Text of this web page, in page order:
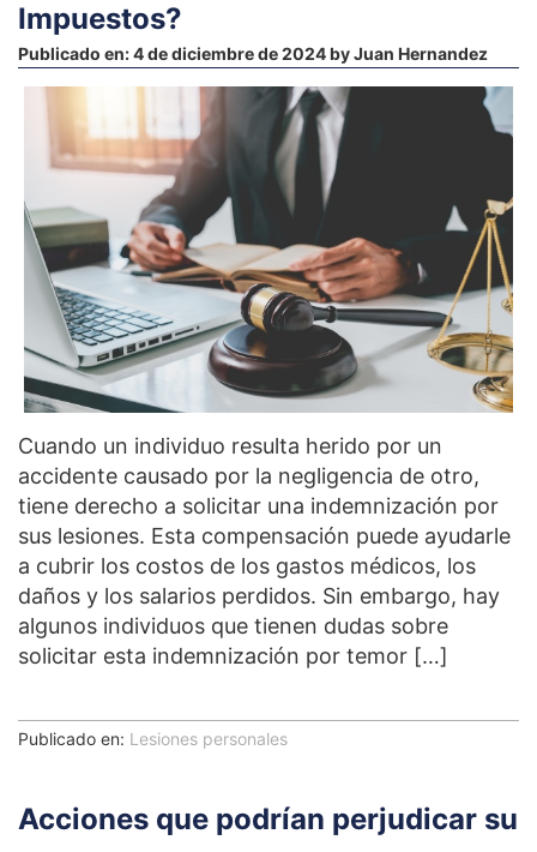
Impuestos?
Publicado en:4 de diciembre de 2024byJuan Hernandez
Cuando un individuo resulta herido por un
accidente causado por la negligencia de otro,
tiene derecho a solicitar una indemnización por
sus lesiones. Esta compensación puede ayudarle
a cubrir los costos de los gastos médicos, los
daños y los salarios perdidos. Sin embargo, hay
algunos individuos que tienen dudas sobre
solicitar esta indemnización por temor […]
Publicado en: Lesiones personales
Acciones que podrían perjudicar su